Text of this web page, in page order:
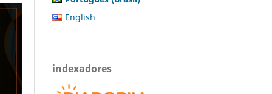
English
indexadores